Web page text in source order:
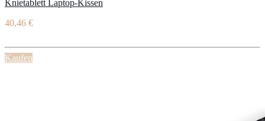
Knietablett Laptop-Kissen
40,46 €
Kaufen